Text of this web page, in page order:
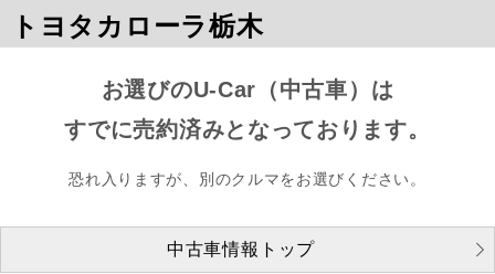
トヨタカローラ栃木
お選びのU-Car（中古車）は
すでに売約済みとなっております。
恐れ入りますが、別のクルマをお選びください。
中古車情報トップ